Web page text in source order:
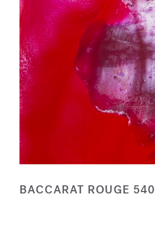
BACCARAT ROUGE 540